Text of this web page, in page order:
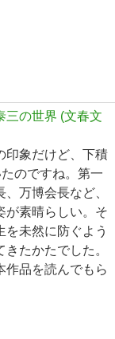
三の世界 (文春文
印象だけど、下積
のですね。第一
万博会長など、
が素晴らしい。そ
を未然に防ぐよう
たかたでした。
作品を読んでもら